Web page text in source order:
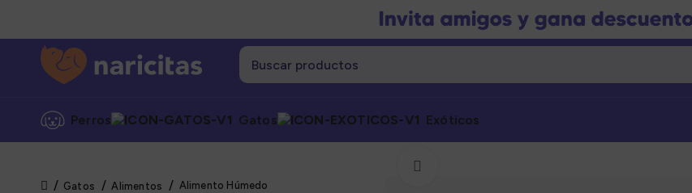
Perros Gatos Exóticos
Gatos Alimentos Alimento Húmedo